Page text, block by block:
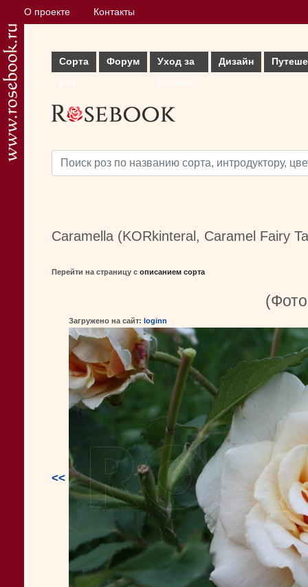
О проекте Контакты
Сорта
Форум
Уход за
Дизайн
Caramella (KORkinteral, Caramel Fairy
Перейти на страницу с описанием сорта
<<
Загружено на сайт: loginn